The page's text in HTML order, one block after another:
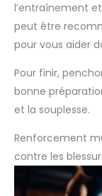
l’entraînement
peut être
pour vous aider
Pour finir,
bonne
et la souplesse.
Renforcement
contre les